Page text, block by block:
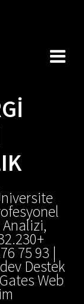
Analizi,
75 93 |
Destek
Web